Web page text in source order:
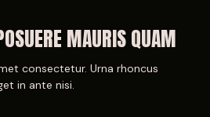
MAURIS QUAM
consectetur. Urna rhoncus
in ante nisi.